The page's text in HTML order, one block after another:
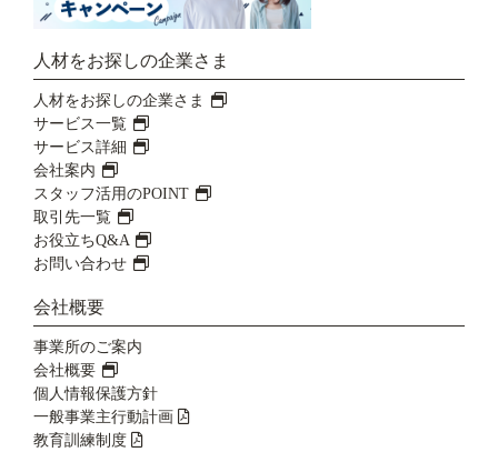
人材をお探しの企業さま
人材をお探しの企業さま
サービス一覧
サービス詳細
会社案内
スタッフ活用のPOINT
取引先一覧
お役立ちQ&A
お問い合わせ
会社概要
事業所のご案内
会社概要
個人情報保護方針
一般事業主行動計画
教育訓練制度